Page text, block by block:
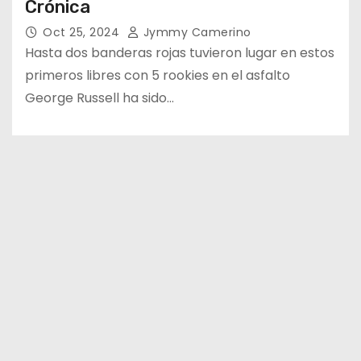
Crónica
Oct 25, 2024 Jymmy Camerino
Hasta dos banderas rojas tuvieron lugar en estos
primeros libres con 5 rookies en el asfalto
George Russell ha sido…